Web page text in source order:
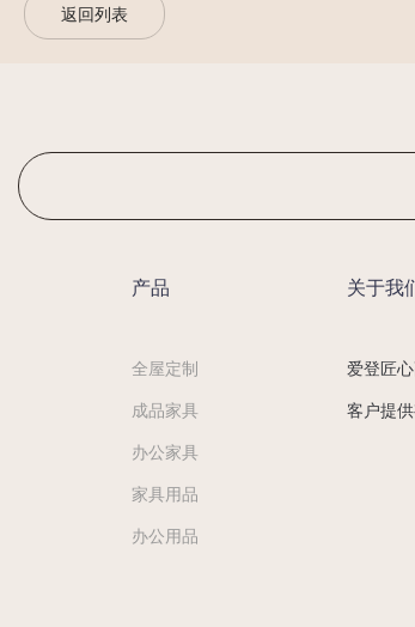
返回列表
产品
全屋定制
成品家具
办公家具
家具用品
办公用品
关于我
爱登匠
客户提